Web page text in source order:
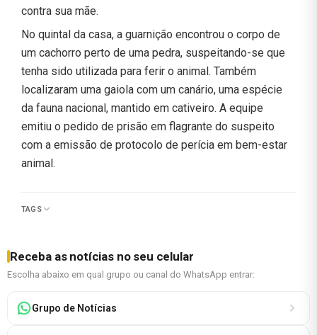
contra sua mãe.
No quintal da casa, a guarnição encontrou o corpo de
um cachorro perto de uma pedra, suspeitando-se que
tenha sido utilizada para ferir o animal. Também
localizaram uma gaiola com um canário, uma espécie
da fauna nacional, mantido em cativeiro. A equipe
emitiu o pedido de prisão em flagrante do suspeito
com a emissão de protocolo de perícia em bem-estar
animal.
TAGS
Receba as notícias no seu celular
Escolha abaixo em qual grupo ou canal do WhatsApp entrar:
Grupo de Notícias